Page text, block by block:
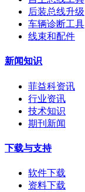
后装总线升级
车辆诊断工具
线束和配件
新闻知识
菲益科资讯
行业资讯
技术知识
期刊新闻
下载与支持
软件下载
资料下载